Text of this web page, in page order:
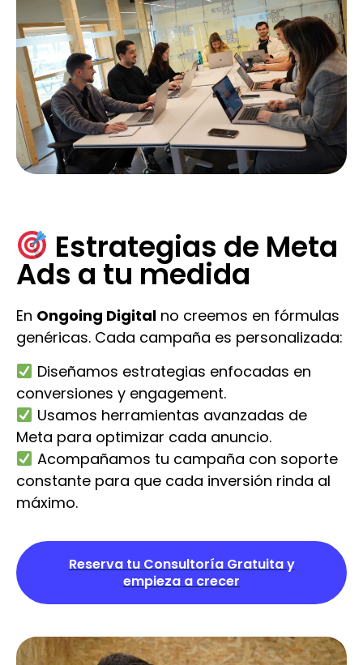
Estrategias de Meta
Ads a tu medida
En Ongoing Digital no creemos en fórmulas
genéricas. Cada campaña es personalizada:
Diseñamos estrategias enfocadas en
conversiones y engagement.
Usamos herramientas avanzadas de
Meta para optimizar cada anuncio.
Acompañamos tu campaña con soporte
constante para que cada inversión rinda al
máximo.
Reserva tu Consultoría Gratuita y
empieza a crecer